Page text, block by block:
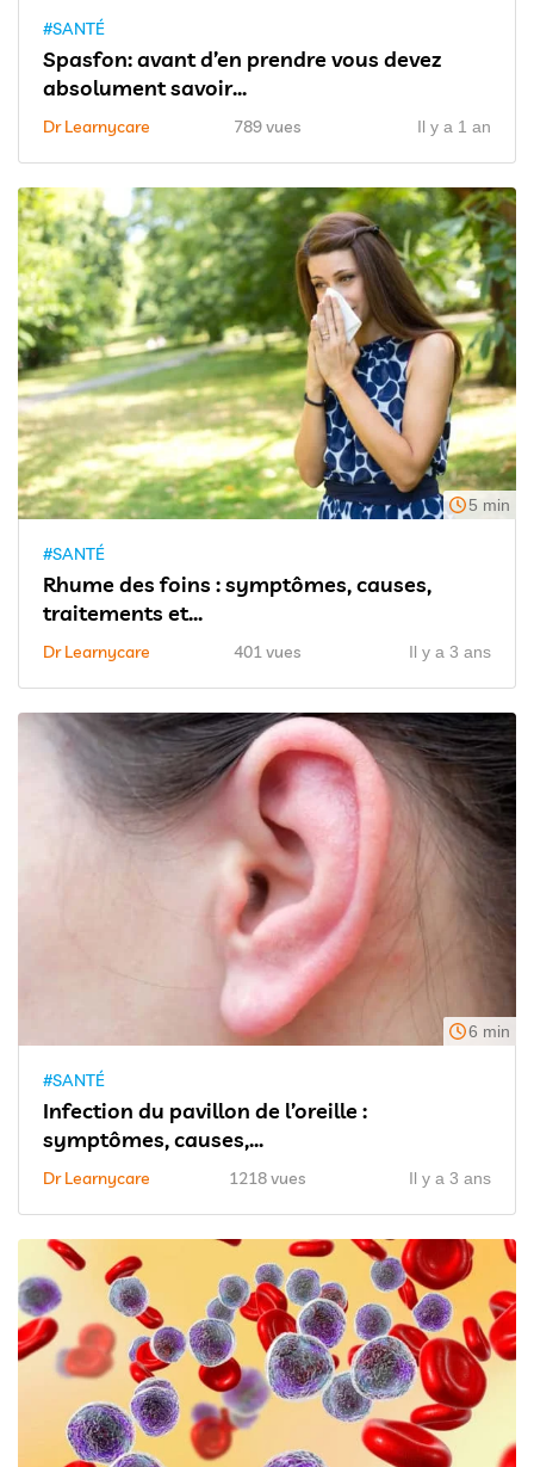
#SANTÉ
Spasfon: avant d’en prendre vous devez
absolument savoir...
Dr Learnycare 789 vues Il y a 1 an
5 min
#SANTÉ
Rhume des foins : symptômes, causes,
traitements et...
Dr Learnycare 401 vues Il y a 3 ans
6 min
#SANTÉ
Infection du pavillon de l’oreille :
symptômes, causes,...
Dr Learnycare 1218 vues Il y a 3 ans